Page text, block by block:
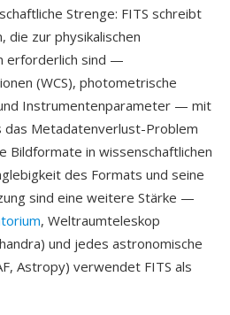
Strenge: FITS schreibt
die zur physikalischen
erforderlich sind —
(WCS), photometrische
Instrumentenparameter — mit
Metadatenverlust-Problem
Bildformate in wissenschaftlichen
des Formats und seine
sind eine weitere Stärke —
, Weltraumteleskop
und jedes astronomische
Astropy) verwendet FITS als